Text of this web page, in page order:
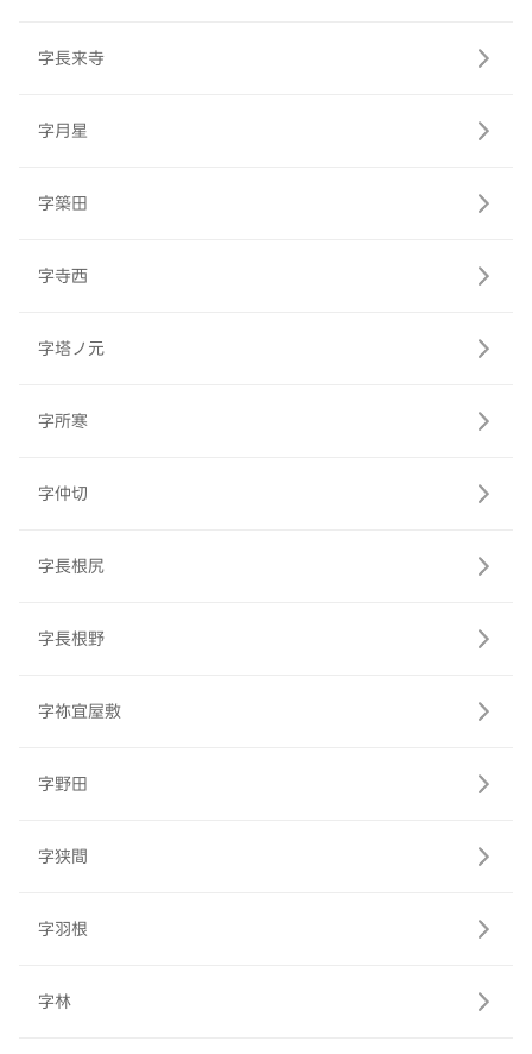
字長来寺
字月星
字築田
字寺西
字塔ノ元
字所寒
字仲切
字長根尻
字長根野
字祢宜屋敷
字野田
字狭間
字羽根
字林